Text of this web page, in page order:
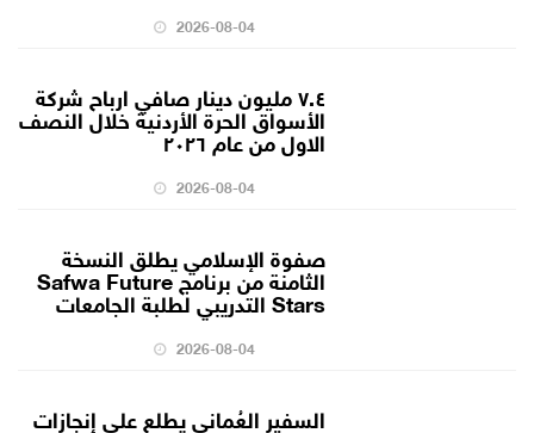
2026-08-04
٧.٤ مليون دينار صافي ارباح شركة
الأسواق الحرة الأردنية خلال النصف
الاول من عام ٢٠٢٦
2026-08-04
صفوة الإسلامي يطلق النسخة
الثامنة من برنامج Safwa Future
Stars التدريبي لطلبة الجامعات
2026-08-04
السفير العُماني يطلع على إنجازات